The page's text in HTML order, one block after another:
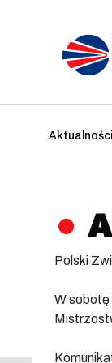
Main
Aktualności
Polski
W sobotę